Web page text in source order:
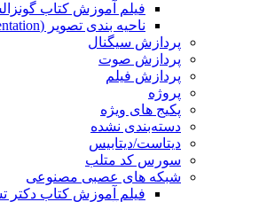
فیلم آموزش کتاب
ناحیه بندی تصویر (Image Segmentation)
پردازش سیگنال
پردازش صوت
پردازش فیلم
پروژه
پکیج های ویژه
دسته‌بندی نشده
دیتاست/دیتابیس
سورس کد متلب
شبکه های عصبی مصنوعی
فیلم آموزش کتاب دکتر